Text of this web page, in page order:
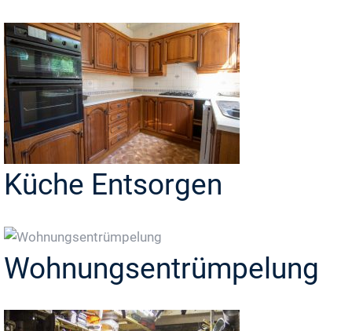
Küche Entsorgen
Wohnungsentrümpelung